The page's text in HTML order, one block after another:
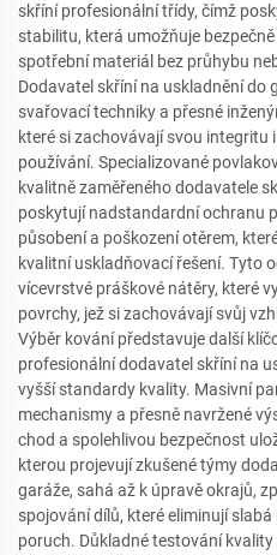
skříní profesionální třídy, čímž
stabilitu, která umožňuje
spotřební materiál bez průhybu
Dodavatel skříní na uskladnění do
svařovací techniky a přesné
které si zachovávají svou integritu
používání. Specializované
kvalitně zaměřeného dodavatele
poskytují nadstandardní ochranu
působení a poškození otěrem,
kvalitní uskladňovací řešení. Tyto
vícevrstvé práškové nátěry, které
povrchy, jež si zachovávají svůj
Výběr kování představuje další
profesionální dodavatel skříní na
vyšší standardy kvality. Masivní
mechanismy a přesně navržené
chod a spolehlivou bezpečnost
kterou projevují zkušené týmy
garáže, sahá až k úpravě okrajů,
spojování dílů, které eliminují
poruch. Důkladné testování